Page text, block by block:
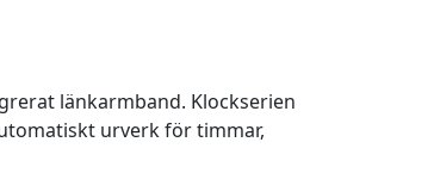
länkarmband. Klockserien
urverk för timmar,